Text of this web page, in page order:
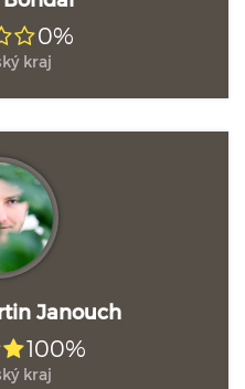
0%
kraj
Janouch
100%
kraj